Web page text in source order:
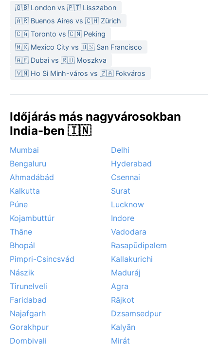
ilyenkor kellemes a hőmérséklet, alacsony a
páratartalom, és a légkör tiszta. Érdekes időjárási
jelenség a téli sűrű köd, amely december–januárban
órákra megbéníthatja a közlekedést, valamint a nyári
hőhullámok, amikor akár 47 °C-ot is mérnek. A
monszun időszakban heves felhőszakadások és helyi
áradások is előfordulhatnak. A városban a
🇬🇧 London vs 🇵🇹 Lisszabon
🇦🇷 Buenos Aires vs 🇨🇭 Zürich
🇨🇦 Toronto vs 🇨🇳 Peking
🇲🇽 Mexico City vs 🇺🇸 San Francisco
🇦🇪 Dubai vs 🇷🇺 Moszkva
🇻🇳 Ho Si Minh-város vs 🇿🇦 Fokváros
Időjárás más nagyvárosokban
India-ben 🇮🇳
Mumbai
Delhi
Bengaluru
Hyderabad
Ahmadábád
Csennai
Kalkutta
Surat
Púne
Lucknow
Kojambuttúr
Indore
Thāne
Vadodara
Bhopál
Rasapūdipalem
Pimpri-Csincsvád
Kallakurichi
Nászik
Maduráj
Tirunelveli
Agra
Faridabad
Rājkot
Najafgarh
Dzsamsedpur
Gorakhpur
Kalyān
Dombivali
Mirát